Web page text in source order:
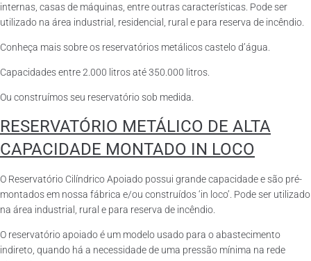
internas, casas de máquinas, entre outras características. Pode ser
utilizado na área industrial, residencial, rural e para reserva de incêndio.
Conheça mais sobre os reservatórios metálicos castelo d’água.
Capacidades entre 2.000 litros até 350.000 litros.
Ou construímos seu reservatório sob medida.
RESERVATÓRIO METÁLICO DE ALTA
CAPACIDADE MONTADO IN LOCO
O Reservatório Cilíndrico Apoiado possui grande capacidade e são pré-
montados em nossa fábrica e/ou construídos ‘in loco’. Pode ser utilizado
na área industrial, rural e para reserva de incêndio.
O reservatório apoiado é um modelo usado para o abastecimento
indireto, quando há a necessidade de uma pressão mínima na rede